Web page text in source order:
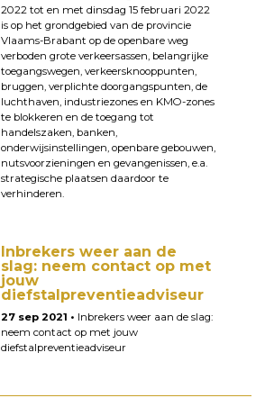
2022 tot en met dinsdag 15 februari 2022
is op het grondgebied van de provincie
Vlaams-Brabant op de openbare weg
verboden grote verkeersassen, belangrijke
toegangswegen, verkeersknooppunten,
bruggen, verplichte doorgangspunten, de
luchthaven, industriezones en KMO-zones
te blokkeren en de toegang tot
handelszaken, banken,
onderwijsinstellingen, openbare gebouwen,
nutsvoorzieningen en gevangenissen, e.a.
strategische plaatsen daardoor te
verhinderen.
Inbrekers weer aan de
slag: neem contact op met
jouw
diefstalpreventieadviseur
27 sep 2021 • Inbrekers weer aan de slag:
neem contact op met jouw
diefstalpreventieadviseur